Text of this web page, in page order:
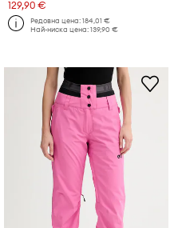
129,90 €
Редовна цена:184,01 €
Най-ниска цена:139,90 €